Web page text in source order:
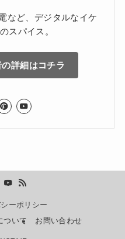
など、デジタルなイケ
スパイス。
詳細はコチラ
ーポリシー
ついて
お問い合わせ